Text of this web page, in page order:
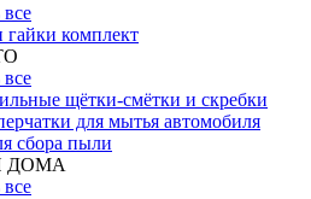
все
гайки комплект
все
щётки-смётки и скребки
для мытья автомобиля
сбора пыли
ДОМА
все